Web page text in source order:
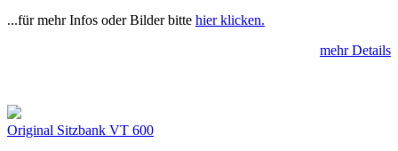
...für mehr Infos oder Bilder bitte hier klicken.
mehr Details
Original Sitzbank VT 600